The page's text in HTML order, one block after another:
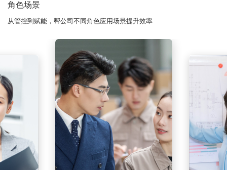
角色场景
从管控到赋能，帮公司不同角色应用场景提升效率